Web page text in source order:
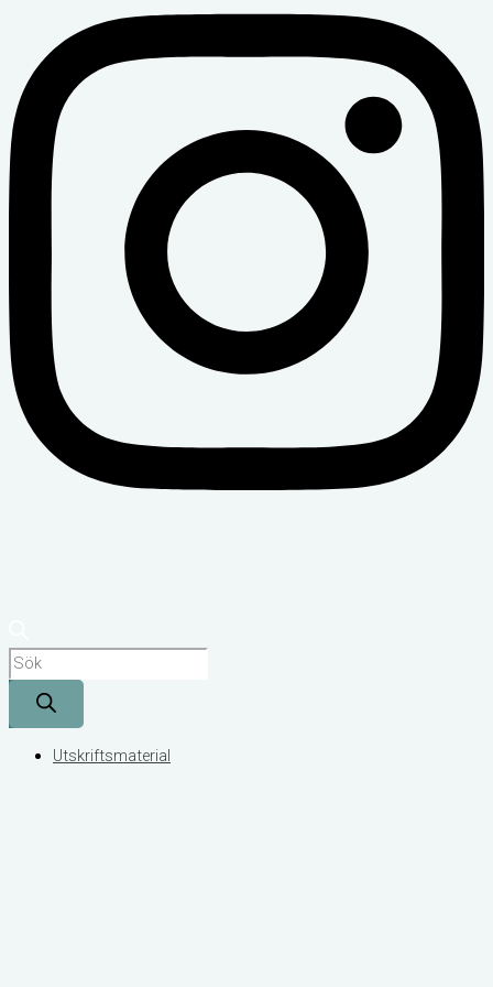
Utskriftsmaterial